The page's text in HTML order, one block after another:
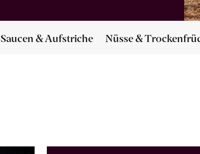
Saucen & Aufstriche Nüsse &